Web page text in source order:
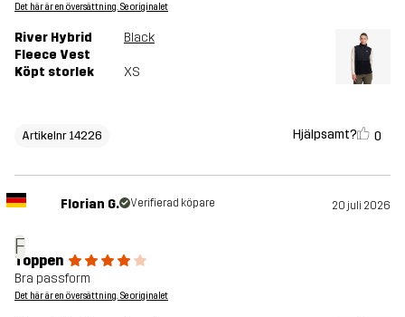
Det här är en översättning. Se originalet
River Hybrid
Fleece Vest
Black
Köpt storlek XS
Artikelnr 14226 Hjälpsamt? 0
F
Florian G. Verifierad köpare 20 juli 2026
Toppen
Bra passform
Det här är en översättning. Se originalet